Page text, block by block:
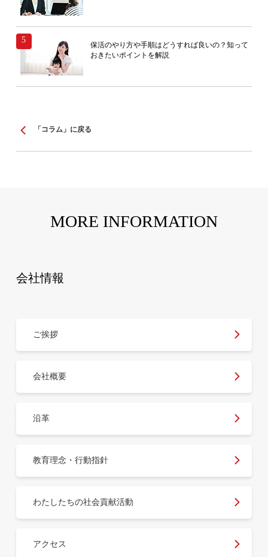
保活のやり方や手順はどうすれば良いの？知って
おきたいポイントを解説
「コラム」に戻る
MORE INFORMATION
会社情報
ご挨拶
会社概要
沿革
教育理念・行動指針
わたしたちの社会貢献活動
アクセス